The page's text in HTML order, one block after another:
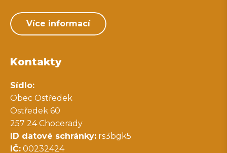
Více informací
Kontakty
Sídlo:
Obec Ostředek
Ostředek 60
257 24 Chocerady
ID datové schránky: rs3bgk5
IČ: 00232424